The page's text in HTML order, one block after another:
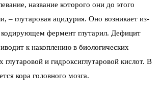
название которого они до этого
– глутаровая ацидурия. Оно возникает из-
кодирующем фермент глутарил. Дефицит
к накоплению в биологических
глутаровой и гидроксиглутаровой кислот. В
кора головного мозга.